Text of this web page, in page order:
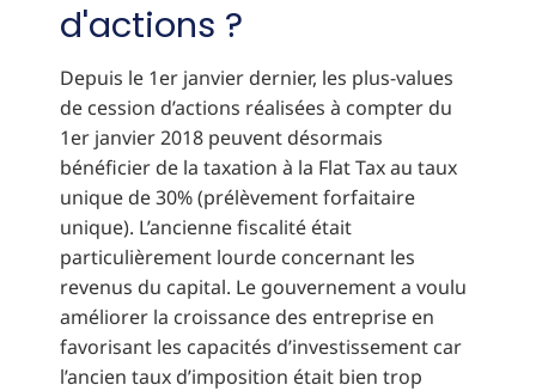
d'actions ?
Depuis le 1er janvier dernier, les plus-values
de cession d’actions réalisées à compter du
1er janvier 2018 peuvent désormais
bénéficier de la taxation à la Flat Tax au taux
unique de 30% (prélèvement forfaitaire
unique). L’ancienne fiscalité était
particulièrement lourde concernant les
revenus du capital. Le gouvernement a voulu
améliorer la croissance des entreprise en
favorisant les capacités d’investissement car
l’ancien taux d’imposition était bien trop